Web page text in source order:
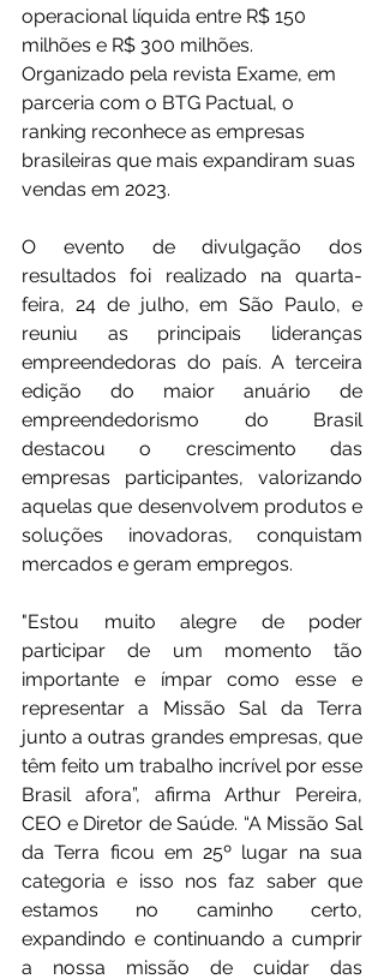
operacional líquida entre R$ 150
milhões e R$ 300 milhões.
Organizado pela revista Exame, em
parceria com o BTG Pactual, o
ranking reconhece as empresas
brasileiras que mais expandiram suas
vendas em 2023.
O evento de divulgação dos
resultados foi realizado na quarta-
feira, 24 de julho, em São Paulo, e
reuniu as principais lideranças
empreendedoras do país. A terceira
edição do maior anuário de
empreendedorismo do Brasil
destacou o crescimento das
empresas participantes, valorizando
aquelas que desenvolvem produtos e
soluções inovadoras, conquistam
mercados e geram empregos.
"Estou muito alegre de poder
participar de um momento tão
importante e ímpar como esse e
representar a Missão Sal da Terra
junto a outras grandes empresas, que
têm feito um trabalho incrível por esse
Brasil afora”, afirma Arthur Pereira,
CEO e Diretor de Saúde. “A Missão Sal
da Terra ficou em 25º lugar na sua
categoria e isso nos faz saber que
estamos no caminho certo,
expandindo e continuando a cumprir
a nossa missão de cuidar das